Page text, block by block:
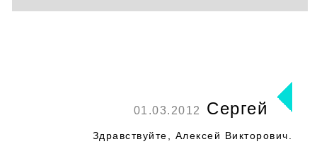
01.03.2012 Сергей
Здравствуйте, Алексей Викторович.